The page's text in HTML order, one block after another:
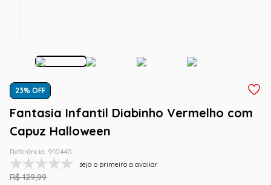
23% OFF
Fantasia Infantil Diabinho Vermelho com
Capuz Halloween
Referência: 910440
seja o primeiro a avaliar
R$ 129,99